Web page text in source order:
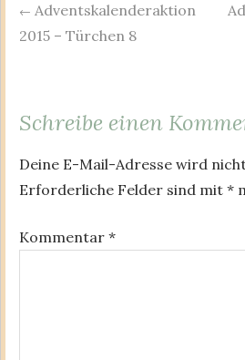
Post
← Adventskalenderaktion
2015 – Türchen 8
Schreibe einen
Deine E-Mail-Adresse wird
Erforderliche Felder sind mit *
Kommentar *